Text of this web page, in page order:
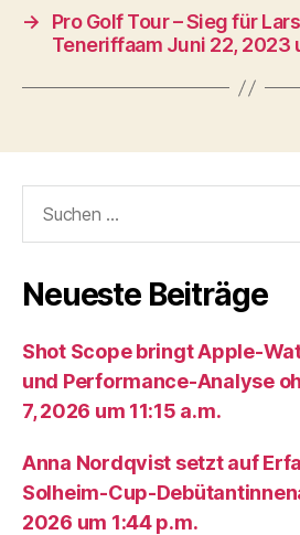
→
Pro Golf Tour – Sieg für
Teneriffaam Juni 22, 2023
nach:
Neueste Beiträge
Shot Scope bringt Apple-
und Performance-Analyse
7, 2026 um 11:15 a.m.
Anna Nordqvist setzt auf
Solheim-Cup-
2026 um 1:44 p.m.